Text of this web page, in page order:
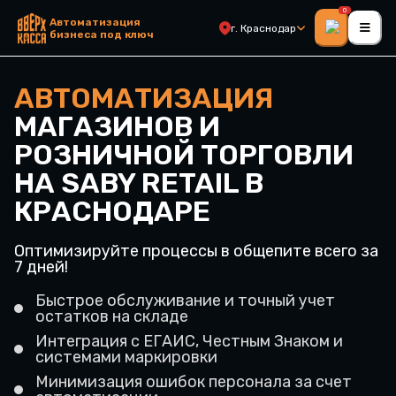
Автоматизация
бизнеса под ключ
г. Краснодар
0
АВТОМАТИЗАЦИЯ
МАГАЗИНОВ И
РОЗНИЧНОЙ ТОРГОВЛИ
НА SABY RETAIL В
КРАСНОДАРЕ
Оптимизируйте процессы в общепите всего за
7 дней!
Быстрое обслуживание и точный учет
остатков на складе
Интеграция с ЕГАИС, Честным Знаком и
системами маркировки
Минимизация ошибок персонала за счет